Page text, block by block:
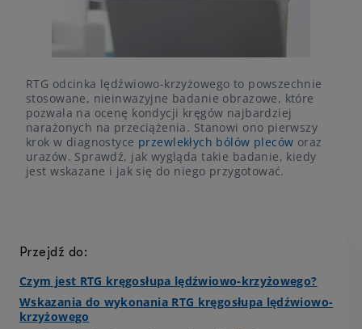
RTG odcinka lędźwiowo-krzyżowego to powszechnie
stosowane, nieinwazyjne badanie obrazowe, które
pozwala na ocenę kondycji kręgów najbardziej
narażonych na przeciążenia. Stanowi ono pierwszy
krok w diagnostyce przewlekłych bólów pleców oraz
urazów. Sprawdź, jak wygląda takie badanie, kiedy
jest wskazane i jak się do niego przygotować.
Przejdź do:
Czym jest RTG kręgosłupa lędźwiowo-krzyżowego?
Wskazania do wykonania RTG kręgosłupa lędźwiowo-
krzyżowego